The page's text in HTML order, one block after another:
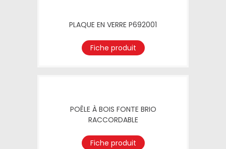
PLAQUE EN VERRE P692001
Fiche produit
POÊLE À BOIS FONTE BRIO
RACCORDABLE
Fiche produit